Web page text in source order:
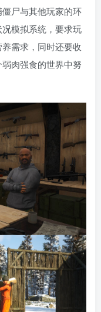
尸与其他玩家的环
模拟系统，要求玩
需求，同时还要收
肉强食的世界中努